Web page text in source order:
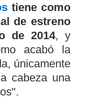
tiene como
de estreno
de 2014, y
acabó la
únicamente
cabeza una